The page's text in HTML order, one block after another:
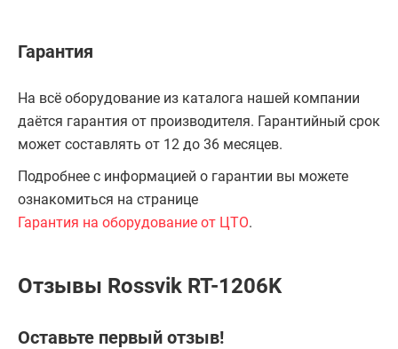
Гарантия
На всё оборудование из каталога нашей компании
даётся гарантия от производителя. Гарантийный срок
может составлять от 12 до 36 месяцев.
Подробнее с информацией о гарантии вы можете
ознакомиться на странице
Гарантия на оборудование от ЦТО.
Отзывы Rossvik RT-1206K
Оставьте первый отзыв!